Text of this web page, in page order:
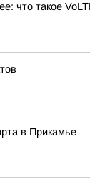
что такое
в Прикамье